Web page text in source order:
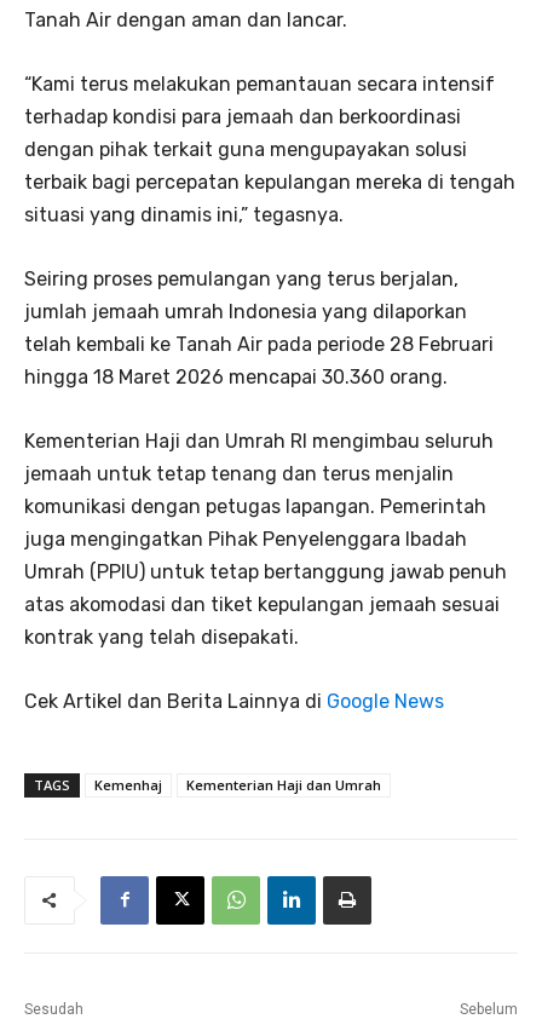
Tanah Air dengan aman dan lancar.
“Kami terus melakukan pemantauan secara intensif
terhadap kondisi para jemaah dan berkoordinasi
dengan pihak terkait guna mengupayakan solusi
terbaik bagi percepatan kepulangan mereka di tengah
situasi yang dinamis ini,” tegasnya.
Seiring proses pemulangan yang terus berjalan,
jumlah jemaah umrah Indonesia yang dilaporkan
telah kembali ke Tanah Air pada periode 28 Februari
hingga 18 Maret 2026 mencapai 30.360 orang.
Kementerian Haji dan Umrah RI mengimbau seluruh
jemaah untuk tetap tenang dan terus menjalin
komunikasi dengan petugas lapangan. Pemerintah
juga mengingatkan Pihak Penyelenggara Ibadah
Umrah (PPIU) untuk tetap bertanggung jawab penuh
atas akomodasi dan tiket kepulangan jemaah sesuai
kontrak yang telah disepakati.
Cek Artikel dan Berita Lainnya di Google News
TAGS Kemenhaj Kementerian Haji dan Umrah
Sesudah Sebelum